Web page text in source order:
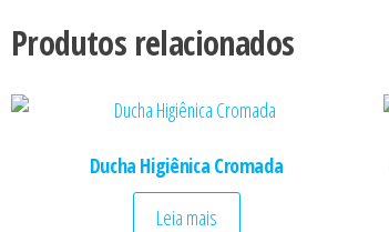
Produtos relacionados
Ducha Higiênica Cromada
Leia mais